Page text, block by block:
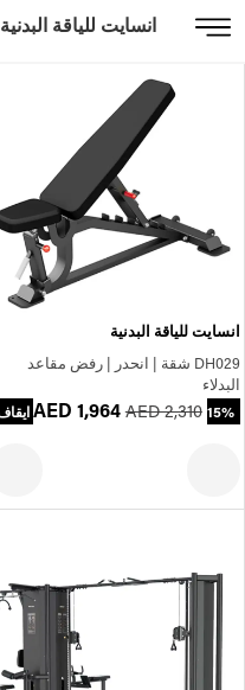
انسايت للياقة البدنية
انسايت للياقة البدنية
DH029 شقة | انحدر | رفض مقاعد
البدلاء
AED 1,964 AED 2,310 15% ايقاف